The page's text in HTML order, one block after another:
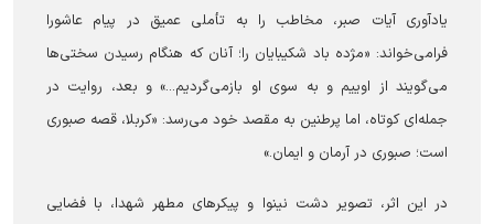
یادآوری آیات صبر، مخاطب را به تأملی عمیق در پیام عاشورا
فرامی‌خواند: «مژده باد شکیبایان را؛ آنان که هنگام رسیدن سختی‌ها
می‌گویند از اوییم و به سوی او بازمی‌گردیم...» و بعد، روایت در
جمله‌ای کوتاه، اما پرطنین به مقصد خود می‌رسد: «کربلا، قصه صبوری
است؛ صبوری در آرمان و ایمان.»
در این اثر، تصویر دشت نینوا و پیکر‌های مطهر شهدا، با فضایی